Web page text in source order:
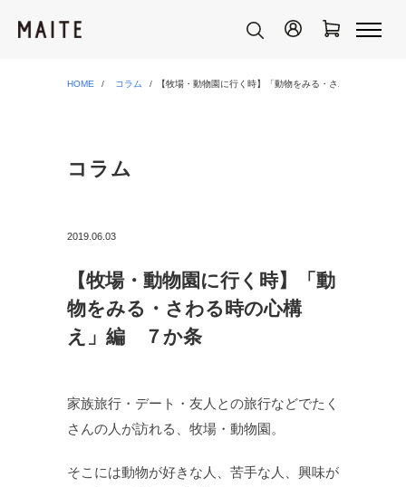
HOME コラム 【牧場・動物園に行く時】「動物をみる・さわる時の心構
コラム
2019.06.03
【牧場・動物園に行く時】「動
物をみる・さわる時の心構
え」編 ７か条
家族旅行・デート・友人との旅行などでたく
さんの人が訪れる、牧場・動物園。
そこには動物が好きな人、苦手な人、興味が